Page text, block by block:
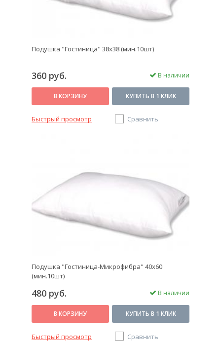
Подушка "Гостиница" 38х38 (мин.10шт)
360 руб. В наличии
В КОРЗИНУ КУПИТЬ В 1 КЛИК
Быстрый просмотр Сравнить
Подушка "Гостиница-Микрофибра" 40х60
(мин.10шт)
480 руб. В наличии
В КОРЗИНУ КУПИТЬ В 1 КЛИК
Быстрый просмотр Сравнить